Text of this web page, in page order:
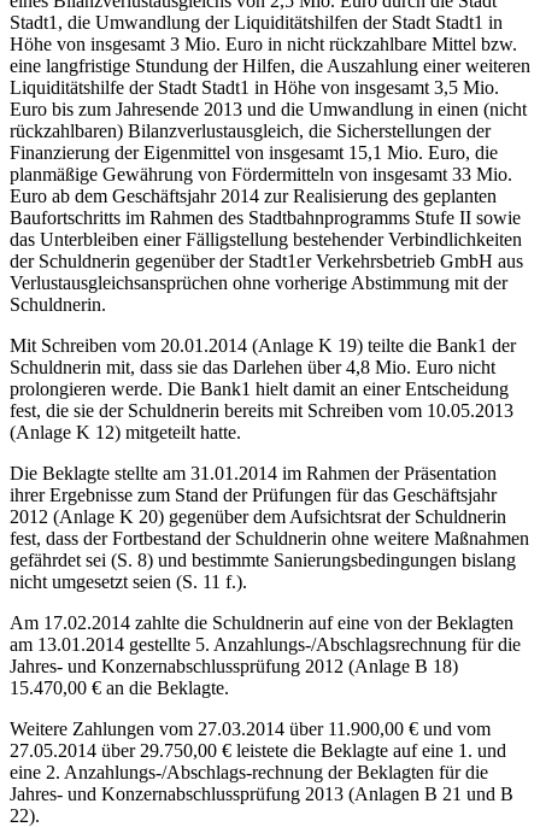
Stadt1, die Umwandlung der Liquiditätshilfen der Stadt Stadt1 in
Höhe von insgesamt 3 Mio. Euro in nicht rückzahlbare Mittel bzw.
eine langfristige Stundung der Hilfen, die Auszahlung einer weiteren
Liquiditätshilfe der Stadt Stadt1 in Höhe von insgesamt 3,5 Mio.
Euro bis zum Jahresende 2013 und die Umwandlung in einen (nicht
rückzahlbaren) Bilanzverlustausgleich, die Sicherstellungen der
Finanzierung der Eigenmittel von insgesamt 15,1 Mio. Euro, die
planmäßige Gewährung von Fördermitteln von insgesamt 33 Mio.
Euro ab dem Geschäftsjahr 2014 zur Realisierung des geplanten
Baufortschritts im Rahmen des Stadtbahnprogramms Stufe II sowie
das Unterbleiben einer Fälligstellung bestehender Verbindlichkeiten
der Schuldnerin gegenüber der Stadt1er Verkehrsbetrieb GmbH aus
Verlustausgleichsansprüchen ohne vorherige Abstimmung mit der
Schuldnerin.
Mit Schreiben vom 20.01.2014 (Anlage K 19) teilte die Bank1 der
Schuldnerin mit, dass sie das Darlehen über 4,8 Mio. Euro nicht
prolongieren werde. Die Bank1 hielt damit an einer Entscheidung
fest, die sie der Schuldnerin bereits mit Schreiben vom 10.05.2013
(Anlage K 12) mitgeteilt hatte.
Die Beklagte stellte am 31.01.2014 im Rahmen der Präsentation
ihrer Ergebnisse zum Stand der Prüfungen für das Geschäftsjahr
2012 (Anlage K 20) gegenüber dem Aufsichtsrat der Schuldnerin
fest, dass der Fortbestand der Schuldnerin ohne weitere Maßnahmen
gefährdet sei (S. 8) und bestimmte Sanierungsbedingungen bislang
nicht umgesetzt seien (S. 11 f.).
Am 17.02.2014 zahlte die Schuldnerin auf eine von der Beklagten
am 13.01.2014 gestellte 5. Anzahlungs-/Abschlagsrechnung für die
Jahres- und Konzernabschlussprüfung 2012 (Anlage B 18)
15.470,00 € an die Beklagte.
Weitere Zahlungen vom 27.03.2014 über 11.900,00 € und vom
27.05.2014 über 29.750,00 € leistete die Beklagte auf eine 1. und
eine 2. Anzahlungs-/Abschlags-rechnung der Beklagten für die
Jahres- und Konzernabschlussprüfung 2013 (Anlagen B 21 und B
22).